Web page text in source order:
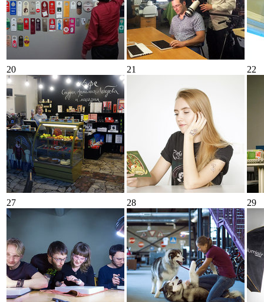
20 21 22
27 28 29